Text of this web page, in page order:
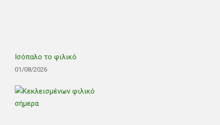
Ισόπαλο το φιλικό
01/08/2026